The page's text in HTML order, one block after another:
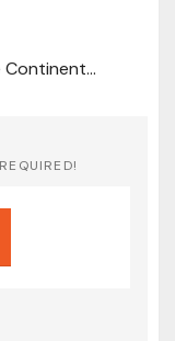
Popusti do –22 % na pnevmatike Continental za osebna vozila na Tirendo.si